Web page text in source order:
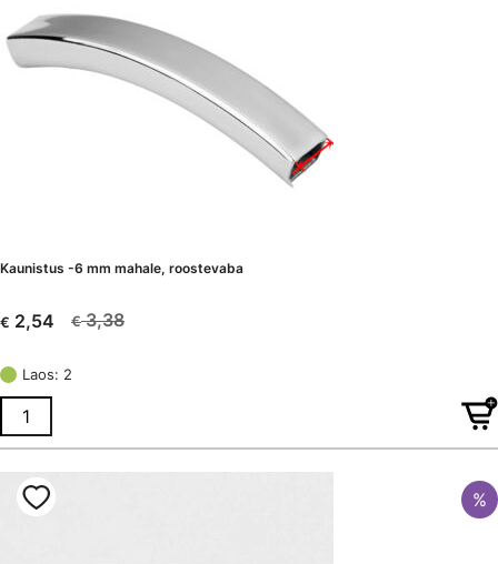
Kaunistus -6 mm mahale, roostevaba
€3,38
Algne
oli:
€ 3,38.
€ 2,54
Current
is:
€ 2,54.
Laos: 2
%